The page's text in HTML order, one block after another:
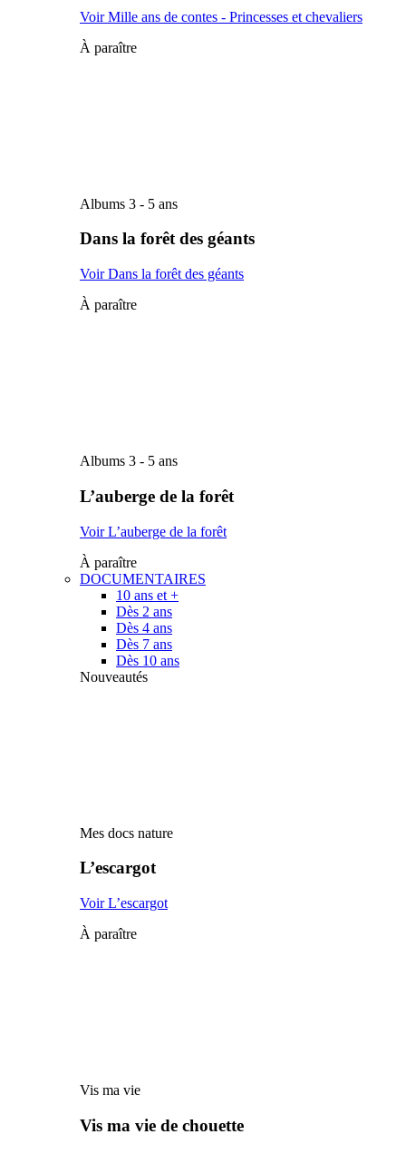
Voir Mille ans de contes - Princesses et chevaliers
À paraître
Albums 3 - 5 ans
Dans la forêt des géants
Voir Dans la forêt des géants
À paraître
Albums 3 - 5 ans
L’auberge de la forêt
Voir L’auberge de la forêt
À paraître
DOCUMENTAIRES
10 ans et +
Dès 2 ans
Dès 4 ans
Dès 7 ans
Dès 10 ans
Nouveautés
Mes docs nature
L’escargot
Voir L’escargot
À paraître
Vis ma vie
Vis ma vie de chouette